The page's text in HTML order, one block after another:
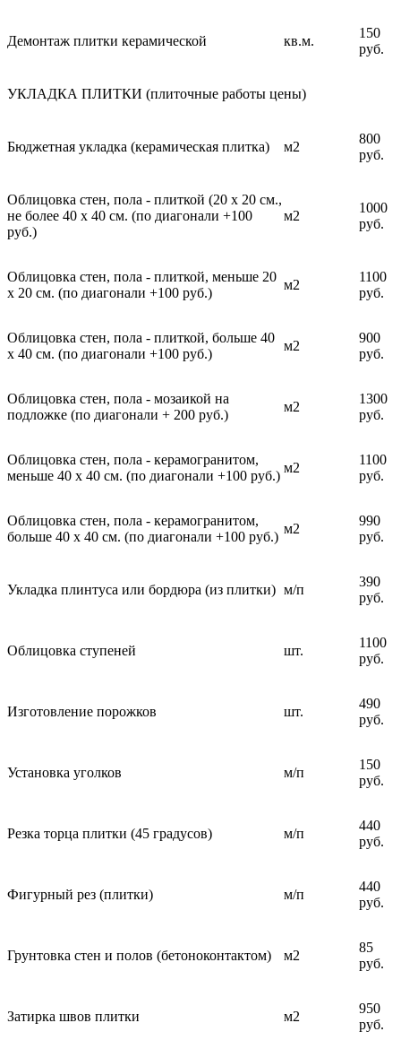
Демонтаж плитки керамической кв.м.
150
руб.
УКЛАДКА ПЛИТКИ (плиточные работы цены)
Бюджетная укладка (керамическая плитка) м2
800
руб.
Облицовка стен, пола - плиткой (20 х 20 см.,
не более 40 х 40 см. (по диагонали +100
руб.)
м2
1000
руб.
Облицовка стен, пола - плиткой, меньше 20
х 20 см. (по диагонали +100 руб.)
м2
1100
руб.
Облицовка стен, пола - плиткой, больше 40
х 40 см. (по диагонали +100 руб.)
м2
900
руб.
Облицовка стен, пола - мозаикой на
подложке (по диагонали + 200 руб.)
м2
1300
руб.
Облицовка стен, пола - керамогранитом,
меньше 40 х 40 см. (по диагонали +100 руб.)
м2
1100
руб.
Облицовка стен, пола - керамогранитом,
больше 40 х 40 см. (по диагонали +100 руб.)
м2
990
руб.
Укладка плинтуса или бордюра (из плитки) м/п
390
руб.
Облицовка ступеней шт.
1100
руб.
Изготовление порожков шт.
490
руб.
Установка уголков м/п
150
руб.
Резка торца плитки (45 градусов) м/п
440
руб.
Фигурный рез (плитки) м/п
440
руб.
Грунтовка стен и полов (бетоноконтактом) м2
85
руб.
Затирка швов плитки м2
950
руб.